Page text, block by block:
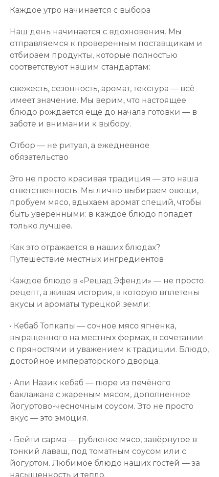
Каждое утро начинается с выбора
Наш день начинается с вдохновения. Мы
отправляемся к проверенным поставщикам и
отбираем продукты, которые полностью
соответствуют нашим стандартам:
свежесть, сезонность, аромат, текстура — всё
имеет значение. Мы верим, что настоящее
блюдо рождается ещё до начала готовки — в
заботе и внимании к выбору.
Отбор — не ритуал, а ежедневное
обязательство
Это не просто красивая традиция — это наша
ответственность. Мы лично выбираем овощи,
пробуем мясо, вдыхаем аромат специй, чтобы
быть уверенными: в каждое блюдо попадёт
только лучшее.
Как это отражается в наших блюдах?
Путешествие местных ингредиентов
Каждое блюдо в «Решад Эфенди» — не просто
рецепт, а живая история, в которую вплетены
вкусы и ароматы турецкой земли:
• Кебаб Топкапы — сочное мясо ягнёнка,
выращенного на местных фермах, в сочетании
с пряностями и уважением к традиции. Блюдо,
достойное императорского дворца.
• Али Назик кебаб — пюре из печёного
баклажана с жареным мясом, дополненное
йогуртово-чесночным соусом. Это не просто
вкус — это эмоция.
• Бейти сарма — рубленое мясо, завёрнутое в
тонкий лаваш, под томатным соусом или с
йогуртом. Любимое блюдо наших гостей — за
насыщенность и тепло.